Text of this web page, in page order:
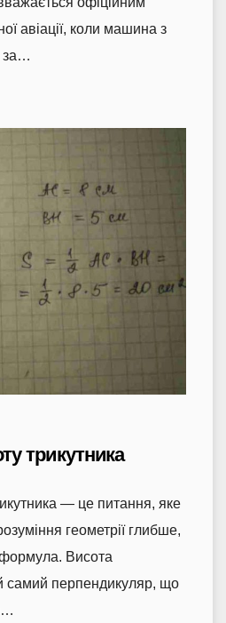
авіації, коли машина з
за…
трикутника
— це питання, яке
геометрії глибше,
Висота
самий перпендикуляр, що